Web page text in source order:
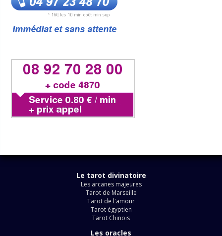
Le tarot divinatoire
Les arcanes majeures
Tarot de Marseille
Tarot de l'amour
Tarot égyptien
Tarot Chinois
Les oracles